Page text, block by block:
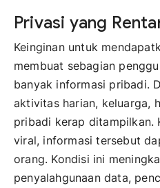
Privasi yang
Keinginan untuk
membuat sebagian
banyak informasi pribadi.
aktivitas harian, keluarga,
pribadi kerap ditampilkan.
viral, informasi tersebut
orang. Kondisi ini
penyalahgunaan data,